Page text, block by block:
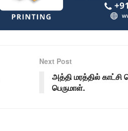
Next Post
அத்தி மரத்தில் காட்சி
பெருமாள்.